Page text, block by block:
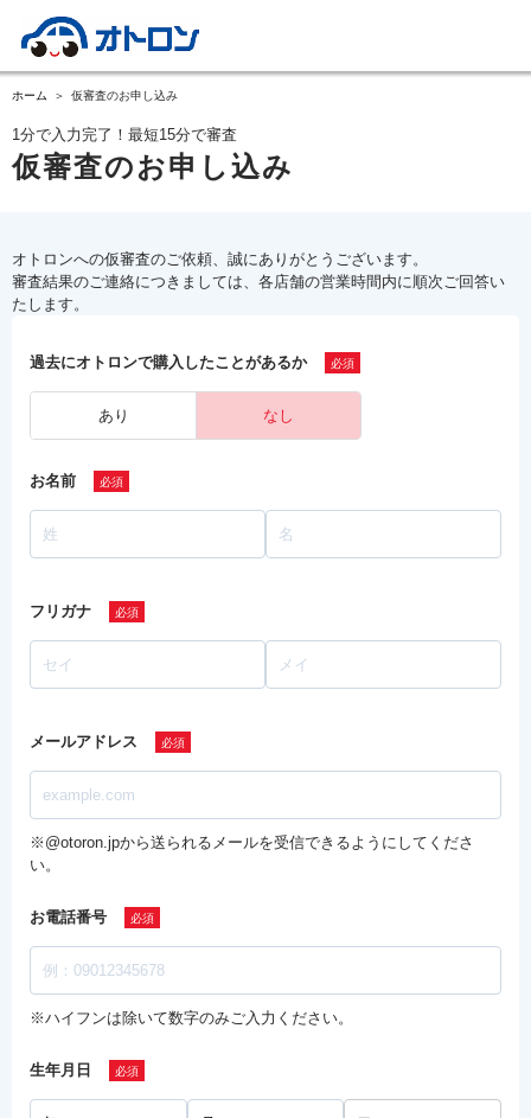
ホーム 仮審査のお申し込み
1分で入力完了！最短15分で審査
仮審査のお申し込み
オトロンへの仮審査のご依頼、誠にありがとうございます。
審査結果のご連絡につきましては、各店舗の営業時間内に順次ご回答い
たします。
過去にオトロンで購入したことがあるか
あり なし
お名前
フリガナ
メールアドレス
※@otoron.jpから送られるメールを受信できるようにしてくださ
い。
お電話番号
※ハイフンは除いて数字のみご入力ください。
生年月日